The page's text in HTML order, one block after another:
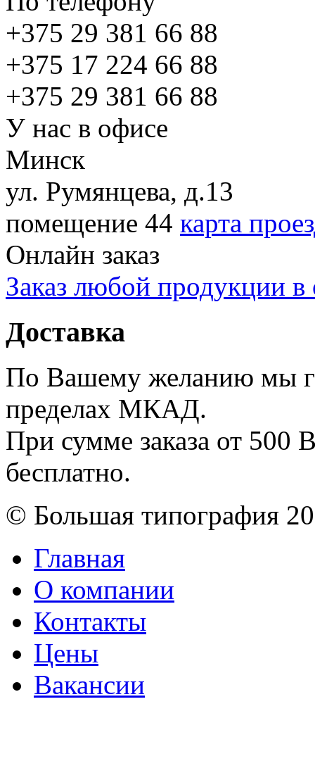
+375 29 381 66 88
+375 17 224 66 88
+375 29 381 66 88
У нас в офисе
Минск
ул. Румянцева, д.13
помещение 44 карта
Онлайн заказ
Заказ любой продукции
Доставка
По Вашему желанию мы
пределах МКАД.
При сумме заказа от 500
бесплатно.
© Большая типография
Главная
О компании
Контакты
Цены
Вакансии